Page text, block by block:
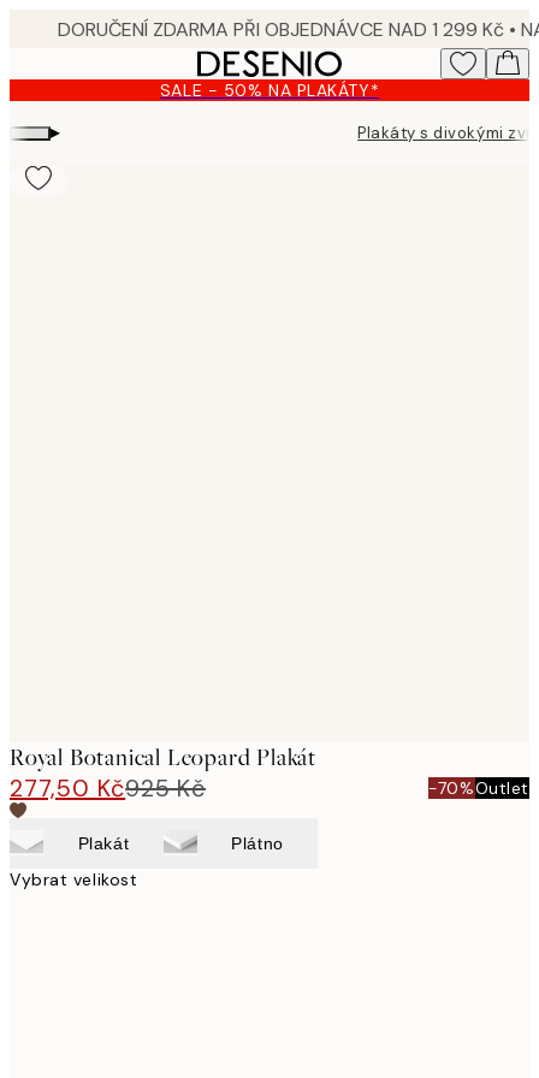
content.
SALE - 50% NA PLAKÁTY*
▸ Plakáty s divokými
Royal Botanical Leopard Plakát
277,50 Kč925 Kč -70%Outlet
Plakát Plátno
Vybrat velikost